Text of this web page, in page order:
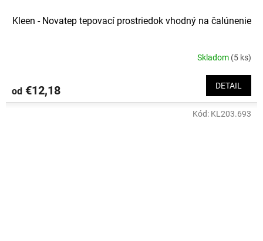
Kleen - Novatep tepovací prostriedok vhodný na čalúnenie
Skladom (5 ks)
od €12,18 DETAIL
Kód: KL203.693